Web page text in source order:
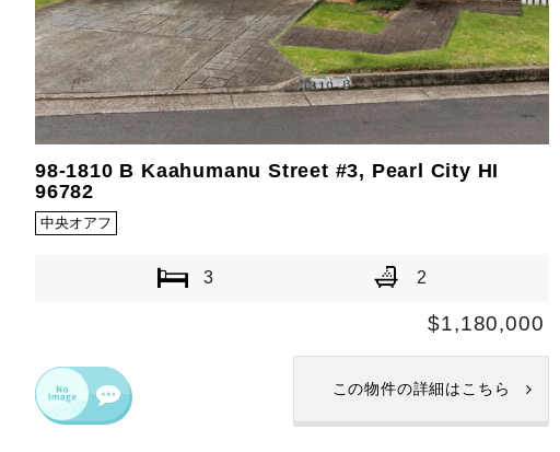
98-1810 B Kaahumanu Street #3, Pearl City HI
96782
中央オアフ
3 2
$1,180,000
この物件の詳細はこちら